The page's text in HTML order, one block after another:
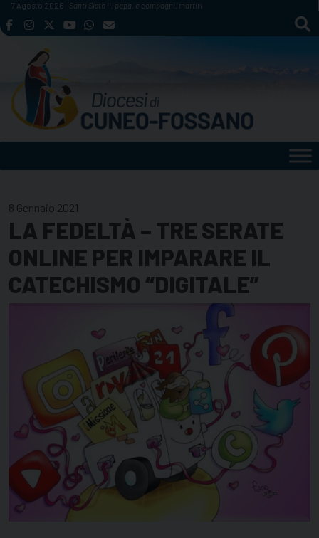
Skip
to
7 Agosto 2026 Santi Sisto II, papa, e compagni, martiri
8 Gennaio 2021
LA FEDELTÀ – TRE SERATE
ONLINE PER IMPARARE IL
CATECHISMO “DIGITALE”